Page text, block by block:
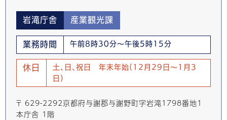
岩滝庁舎 産業観光課
業務時間 午前8時30分～午後5時15分
休日
土、日、祝日 年末年始(12月29日～1月3
日)
〒 629-2292京都府与謝郡与謝野町字岩滝1798番地1
本庁舎 1階